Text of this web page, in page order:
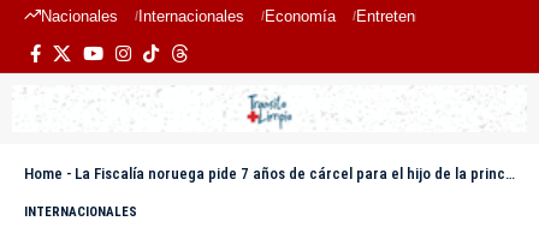
Nacionales Internacionales Economía Entretenimiento
Home - La Fiscalía noruega pide 7 años de cárcel para el hijo de la princesa Mette-Marit por violación
INTERNACIONALES